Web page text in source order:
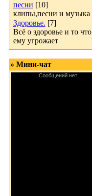
песни [10]
клипы,песни и музыка
Здоровье. [7]
Всё о здоровье и то что
ему угрожает
» Мини-чат